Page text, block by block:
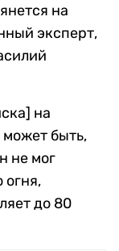
на
эксперт,
на
может быть,
не мог
огня,
до 80